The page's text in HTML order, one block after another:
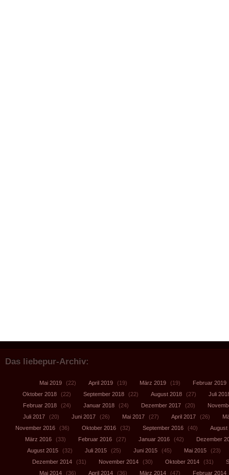
Das liebepur-Archiv:
Mai 2019 (22) April 2019 (19) März 2019 (19) Februar 2019
Oktober 2018
(22) September 2018 (22) August 2018 (27)
Juli
Februar 2018
(24) Januar 2018 (24) Dezember 2017 (20)
Juli 2017
(20) Juni 2017 (26) Mai 2017 (27) April 2017 (26)
November 2016
(36) Oktober 2016 (32) September 2016 (40)
August
März 2016
(33) Februar 2016 (27) Januar 2016 (42)
Dezember
August 2015
(32) Juli 2015 (25) Juni 2015 (45) Mai 2015
(23)
Dezember 2014
(31) November 2014 (30) Oktober 2014 (31)
Mai 2014
(36) April 2014 (36) März 2014 (47) Februar 2014